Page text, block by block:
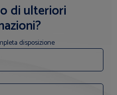
di ulteriori
disposizione